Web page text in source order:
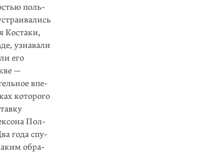
поль­
Костаки,
узнава­ли
его
—
впе­
кото­рого
Пол­
года спу­
обра­